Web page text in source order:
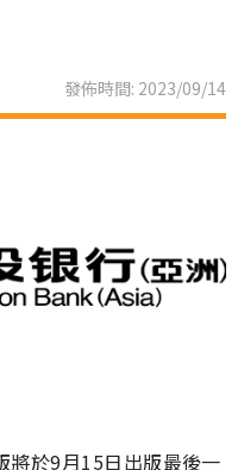
發佈時間: 2023/09/14
將於9月15日出版最後一